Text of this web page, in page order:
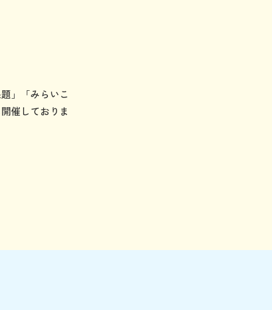
」「みらいこ
催しておりま